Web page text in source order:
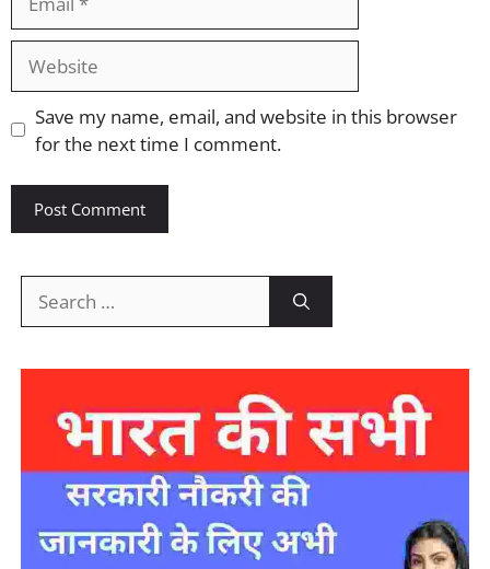
Save my name, email, and website in this browser
for the next time I comment.
for: